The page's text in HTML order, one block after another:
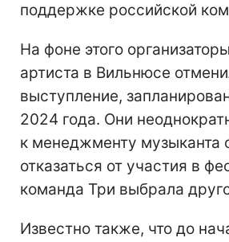
поддержке российской
На фоне этого
артиста в Вильнюсе
выступление,
2024 года. Они
к менеджменту музыканта
отказаться от участия в
команда Три выбрала
Известно также, что до